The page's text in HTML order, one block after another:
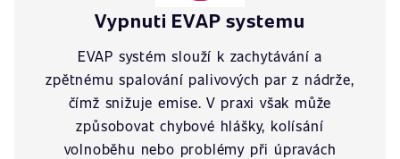
Vypnuti EVAP systemu
EVAP systém slouží k zachytávání a
zpětnému spalování palivových par z nádrže,
čímž snižuje emise. V praxi však může
způsobovat chybové hlášky, kolísání
volnoběhu nebo problémy při úpravách